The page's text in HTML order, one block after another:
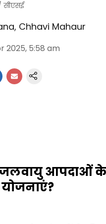
सीएसई
, Chhavi Mahaur
2025, 5:58 am
आपदाओं के
योजनाएं?